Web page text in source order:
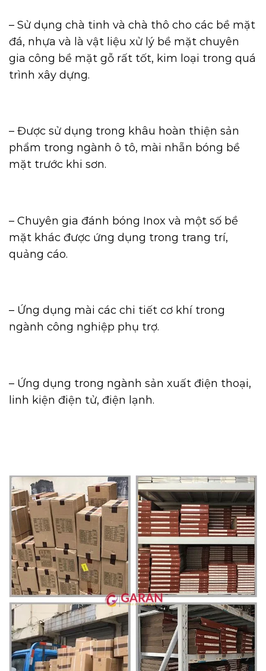
– Sử dụng chà tinh và chà thô cho các bề mặt
đá, nhựa và là vật liệu xử lý bề mặt chuyên
gia công bề mặt gỗ rất tốt, kim loại trong quá
trình xây dựng.
– Được sử dụng trong khâu hoàn thiện sản
phẩm trong ngành ô tô, mài nhẵn bóng bề
mặt trước khi sơn.
– Chuyên gia đánh bóng Inox và một số bề
mặt khác được ứng dụng trong trang trí,
quảng cáo.
– Ứng dụng mài các chi tiết cơ khí trong
ngành công nghiệp phụ trợ.
– Ứng dụng trong ngành sản xuất điện thoại,
linh kiện điện tử, điện lạnh.